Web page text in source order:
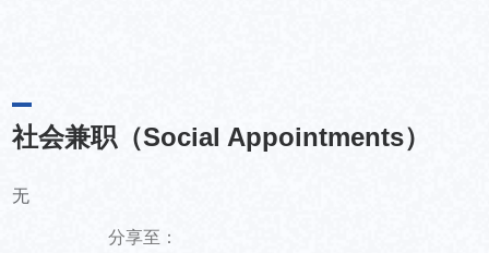
社会兼职（Social Appointments）
无
分享至：